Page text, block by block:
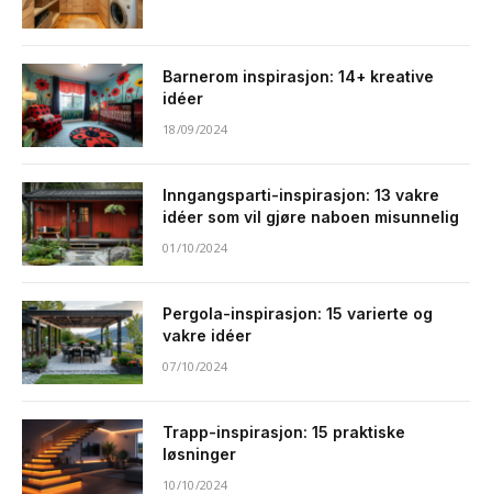
Barnerom inspirasjon: 14+ kreative
idéer
18/09/2024
Inngangsparti-inspirasjon: 13 vakre
idéer som vil gjøre naboen misunnelig
01/10/2024
Pergola-inspirasjon: 15 varierte og
vakre idéer
07/10/2024
Trapp-inspirasjon: 15 praktiske
løsninger
10/10/2024